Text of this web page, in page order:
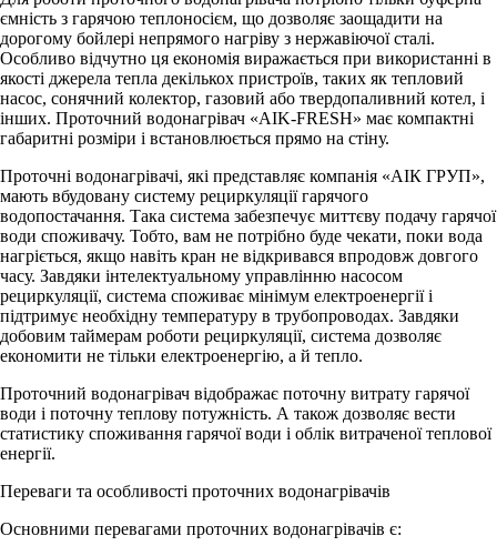
ємність з гарячою теплоносієм, що дозволяє заощадити на
дорогому бойлері непрямого нагріву з нержавіючої сталі.
Особливо відчутно ця економія виражається при використанні в
якості джерела тепла декількох пристроїв, таких як тепловий
насос, сонячний колектор, газовий або твердопаливний котел, і
інших. Проточний водонагрівач «AIK-FRESH» має компактні
габаритні розміри і встановлюється прямо на стіну.
Проточні водонагрівачі, які представляє компанія «AІК ГРУП»,
мають вбудовану систему рециркуляції гарячого
водопостачання. Така система забезпечує миттєву подачу гарячої
води споживачу. Тобто, вам не потрібно буде чекати, поки вода
нагріється, якщо навіть кран не відкривався впродовж довгого
часу. Завдяки інтелектуальному управлінню насосом
рециркуляції, система споживає мінімум електроенергії і
підтримує необхідну температуру в трубопроводах. Завдяки
добовим таймерам роботи рециркуляції, система дозволяє
економити не тільки електроенергію, а й тепло.
Проточний водонагрівач відображає поточну витрату гарячої
води і поточну теплову потужність. А також дозволяє вести
статистику споживання гарячої води і облік витраченої теплової
енергії.
Переваги та особливості проточних водонагрівачів
Основними перевагами проточних водонагрівачів є: